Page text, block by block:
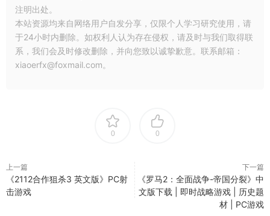
注明出处。
本站资源均来自网络用户自发分享，仅限个人学习研究使用，请
于24小时内删除。如权利人认为存在侵权，请及时与我们取得联
系，我们会及时修改删除，并向您致以诚挚歉意。联系邮箱：
xiaoerfx@foxmail.com。
0 0
上一篇
《2112合作狙杀3 英文版》PC射
击游戏
下一篇
《罗马2：全面战争-帝国分裂》中
文版下载 | 即时战略游戏 | 历史题
材 | PC游戏